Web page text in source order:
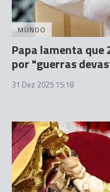
MUNDO
Papa lamenta que
por "guerras
31 Dez 2025 15:18